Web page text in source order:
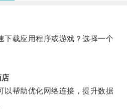
载应用程序或游戏？选择一个
店
帮助优化网络连接，提升数据